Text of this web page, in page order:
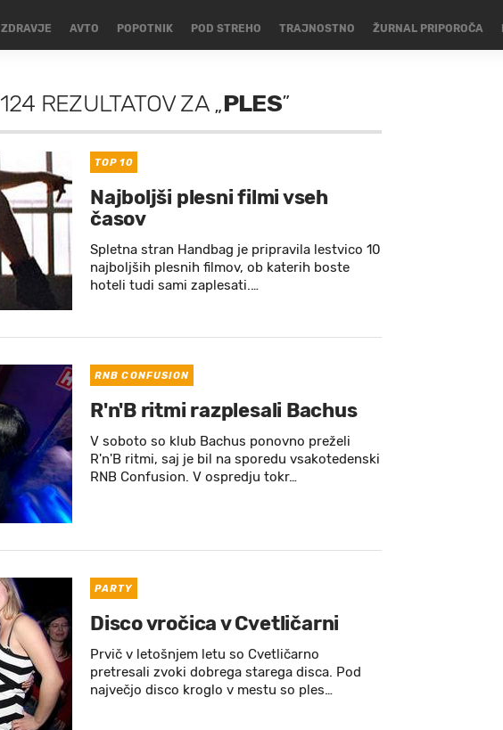
ZDRAVJE AVTO POPOTNIK POD STREHO TRAJNOSTNO ŽURNAL PRIPOROČA
124 REZULTATOVZA„PLES”
TOP 10
Najboljši plesni filmi vseh
časov
Spletna stran Handbag je pripravila lestvico 10
najboljših plesnih filmov, ob katerih boste
hoteli tudi sami zaplesati.…
RNB CONFUSION
R'n'B ritmi razplesali Bachus
V soboto so klub Bachus ponovno preželi
R'n'B ritmi, saj je bil na sporedu vsakotedenski
RNB Confusion. V ospredju tokr…
PARTY
Disco vročica v Cvetličarni
Prvič v letošnjem letu so Cvetličarno
pretresali zvoki dobrega starega disca. Pod
največjo disco kroglo v mestu so ples…